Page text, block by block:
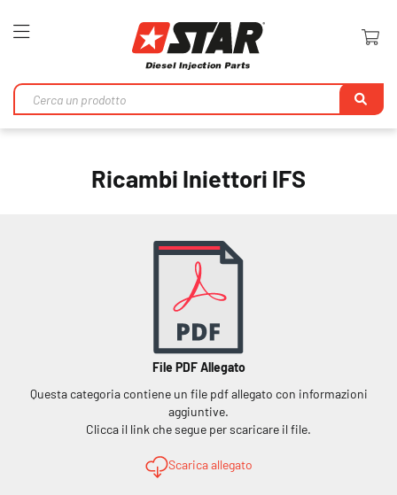
Toggle
Ricambi Iniettori IFS
File PDF Allegato
Questa categoria contiene un file pdf allegato con informazioni
aggiuntive.
Clicca il link che segue per scaricare il file.
Scarica allegato